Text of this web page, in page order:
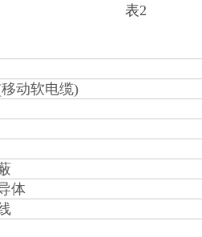
表2
动软电缆)
体